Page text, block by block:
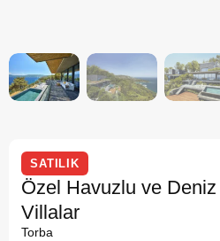
SATILIK
Özel Havuzlu ve
Villalar
Torba